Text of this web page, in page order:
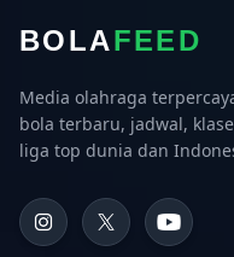
BOLAFEED
Media olahraga
bola terbaru, jadwal,
liga top dunia dan